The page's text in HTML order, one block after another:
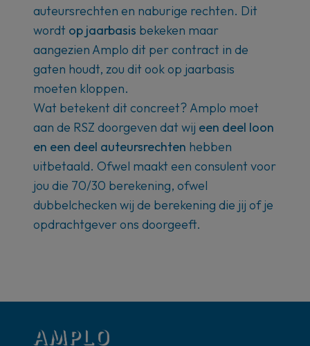
auteursrechten en naburige rechten. Dit
wordt op jaarbasis bekeken maar
aangezien Amplo dit per contract in de
gaten houdt, zou dit ook op jaarbasis
moeten kloppen.
Wat betekent dit concreet? Amplo moet
aan de RSZ doorgeven dat wij een deel loon
en een deel auteursrechten hebben
uitbetaald. Ofwel maakt een consulent voor
jou die 70/30 berekening, ofwel
dubbelchecken wij de berekening die jij of je
opdrachtgever ons doorgeeft.